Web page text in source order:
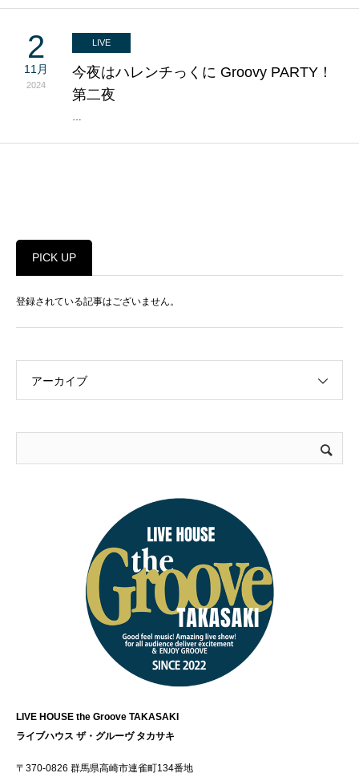
2
11月
2024
LIVE
今夜はハレンチっくに Groovy PARTY！
第二夜
…
PICK UP
登録されている記事はございません。
アーカイブ
LIVE HOUSE the Groove TAKASAKI
ライブハウス ザ・グルーヴ タカサキ
〒370-0826 群馬県高崎市連雀町134番地